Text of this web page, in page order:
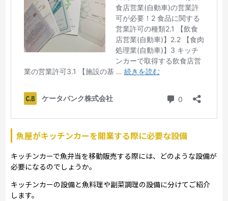
魚屋がキッチンカーを開業する際に必要な設備
キッチンカーで魚弁当を移動販売する際には、どのような設備が
必要になるのでしょうか。
キッチンカーの設備と魚料理や副菜調理の設備に分けてご紹介
します。